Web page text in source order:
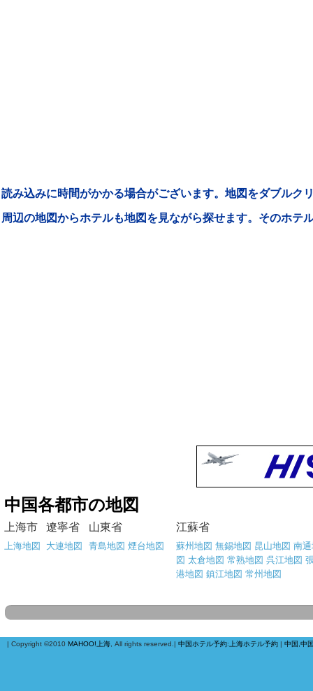
読み込みに時間がかかる場合がございます。地図をダブルク
周辺の地図からホテルも地図を見ながら探せます。そのホテ
中国各都市の地図
上海市 遼寧省 山東省 江蘇省
上海地図 大連地図 青島地図 煙台地図 蘇州地図 無錫地図 昆山地図 南
図 太倉地図 常熟地図 呉江地図
港地図 鎮江地図 常州地図
| Copyright ©2010 MAHOO!上海 , All rights reserved.| 中国ホテル予約: 上海ホテル予約 | 中国,中